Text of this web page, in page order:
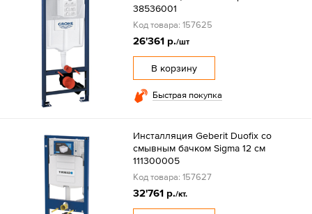
38536001
Код товара: 157625
26'361 р./шт
В корзину
Быстрая покупка
Инсталляция Geberit Duofix со
смывным бачком Sigma 12 см
111300005
Код товара: 157627
32'761 р./кт.